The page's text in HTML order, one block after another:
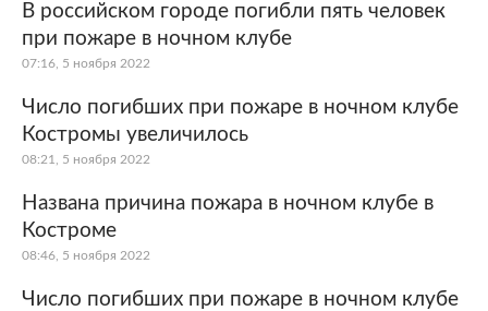
В российском городе погибли пять человек
при пожаре в ночном клубе
07:16, 5 ноября 2022
Число погибших при пожаре в ночном клубе
Костромы увеличилось
08:21, 5 ноября 2022
Названа причина пожара в ночном клубе в
Костроме
08:46, 5 ноября 2022
Число погибших при пожаре в ночном клубе